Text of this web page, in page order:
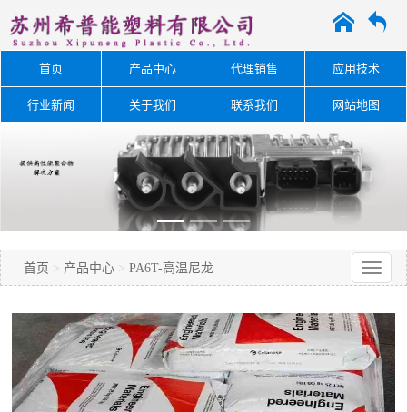
A O
首页 产品中心 代理销售 应用技术
行业新闻 关于我们 联系我们 网站地图
首页 > 产品中心 > PA6T-高温尼龙